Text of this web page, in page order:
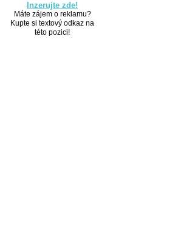
Inzerujte zde!
Máte zájem o reklamu?
Kupte si textový odkaz na
této pozici!